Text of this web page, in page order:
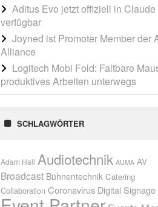
Aditus Evo jetzt offiziell in Claude
verfügbar
Joyned ist Promoter Member der
Alliance
Logitech Mobi Fold: Faltbare
produktives Arbeiten unterwegs
SCHLAGWÖRTER
Adam Hall Audiotechnik AUMA AV
Broadcast Bühnentechnik Catering
Collaboration Coronavirus Digital Signage